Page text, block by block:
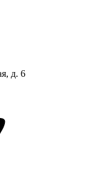
д. 6